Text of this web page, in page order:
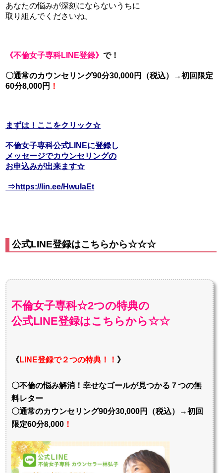
あなたの悩みが深刻にならないうちに
取り組んでくださいね。
《不倫女子専科LINE登録》で！
〇通常のカウンセリング90分30,000円（税込）→初回限定
60分8,000円 ！
まずは！ここをクリック☆
不倫女子専科公式LINEに登録し
メッセージでカウンセリングの
お申込みが出来ます☆
⇒https://lin.ee/HwuIaEt
公式LINE登録はこちらから☆☆☆
不倫女子専科☆2つの特典の
公式LINE登録はこちらから☆☆
《LINE登録で２つの特典！！ 》
〇不倫の悩み解消！幸せなゴールが見つかる７つの無
料レター
〇通常のカウンセリング90分30,000円（税込）→初回
限定60分8,000 ！